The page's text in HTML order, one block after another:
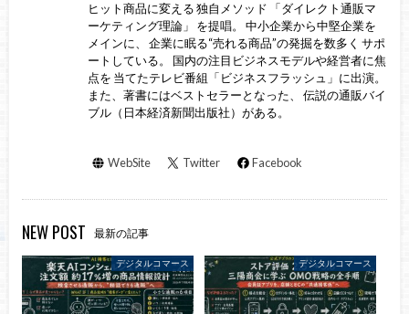
ヒット商品に変える 独自メソッド 「ダイレクト通販マ
ーケティング理論」 を提唱。 中小企業から中堅企業を
メインに、 企業に眠る“売れる商品”の発掘を数多く サポ
ートしている。 国内の注目ビジネスモデルや経営者に焦
点を 当てたテレビ番組「ビジネスフラッシュ」に出演。
また、著書にはベストセラーとなった、 伝説の通販バイ
ブル（日本経済新聞出版社）がある。
WebSite Twitter Facebook
NEW POST 最新の記事
デジタルコマース デジタルコマース